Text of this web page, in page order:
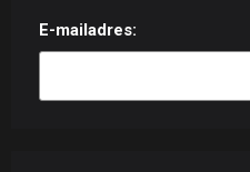
E-mailadres: